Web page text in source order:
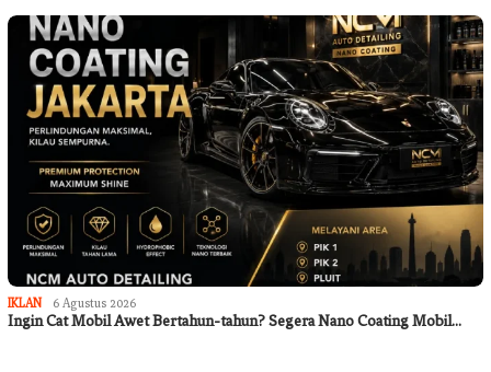
IKLAN 6 Agustus 2026
Ingin Cat Mobil Awet Bertahun-tahun? Segera Nano Coating Mobil…